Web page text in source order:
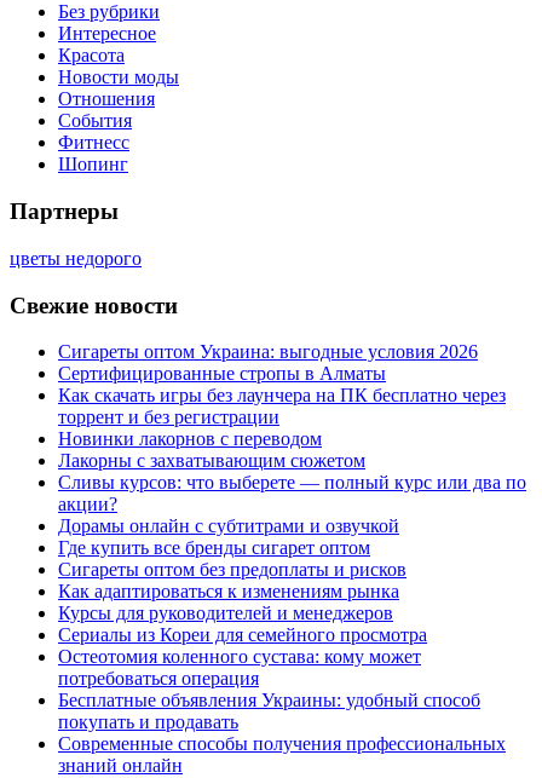
Без рубрики
Интересное
Красота
Новости моды
Отношения
События
Фитнесс
Шопинг
Партнеры
цветы недорого
Свежие новости
Сигареты оптом Украина: выгодные условия 2026
Сертифицированные стропы в Алматы
Как скачать игры без лаунчера на ПК бесплатно через
торрент и без регистрации
Новинки лакорнов с переводом
Лакорны с захватывающим сюжетом
Сливы курсов: что выберете — полный курс или два по
акции?
Дорамы онлайн с субтитрами и озвучкой
Где купить все бренды сигарет оптом
Сигареты оптом без предоплаты и рисков
Как адаптироваться к изменениям рынка
Курсы для руководителей и менеджеров
Сериалы из Кореи для семейного просмотра
Остеотомия коленного сустава: кому может
потребоваться операция
Бесплатные объявления Украины: удобный способ
покупать и продавать
Современные способы получения профессиональных
знаний онлайн